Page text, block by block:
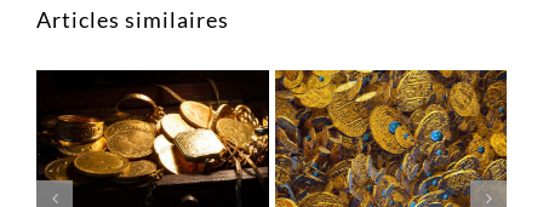
Articles similaires